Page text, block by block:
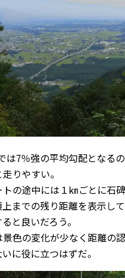
は7％強の平均勾配となる
りやすい。
の途中には１㎞ごとに石
までの残り距離を表示し
と良いだろう。
色の変化が少なく距離の
に役に立つはずだ。